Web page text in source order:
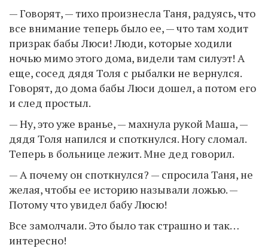
— Говорят, — тихо произнесла Таня, радуясь, что
все внимание теперь было ее, — что там ходит
призрак бабы Люси! Люди, которые ходили
ночью мимо этого дома, видели там силуэт! А
еще, сосед дядя Толя с рыбалки не вернулся.
Говорят, до дома бабы Люси дошел, а потом его
и след простыл.
— Ну, это уже вранье, — махнула рукой Маша, —
дядя Толя напился и споткнулся. Ногу сломал.
Теперь в больнице лежит. Мне дед говорил.
— А почему он споткнулся? — спросила Таня, не
желая, чтобы ее историю называли ложью. —
Потому что увидел бабу Люсю!
Все замолчали. Это было так страшно и так…
интересно!